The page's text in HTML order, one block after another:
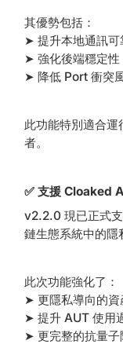
其優勢包括：
➤ 提升本地通訊可
➤ 強化後端穩定性
➤ 降低 Port 衝突
此功能特別適合
者。
✅ 支援 Cloaked
v2.2.0 現已正式
鏈生態系統中的隱
此次功能強化了：
➤ 更隱私導向的資
➤ 提升 AUT 使用
➤ 更完整的抗量子